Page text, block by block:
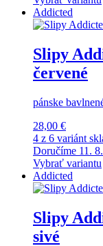
Addicted
Slipy
červené
pánske
28,00 €
4 z 6 variánt
Doručíme 11.
Vybrať variantu
Addicted
Slipy
sivé